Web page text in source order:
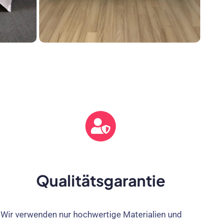
Qualitätsgarantie
Wir verwenden nur hochwertige Materialien und